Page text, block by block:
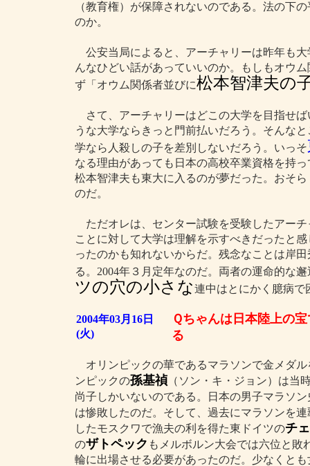
（教育権）が保障されないのである。法の下
のか。
公安当局によると、アーチャリーは昨年も
んなひどい話があっていいのか。もしもオウ
ず「オウム関係者並びに松本智津夫の
さて、アーチャリーはどこの大学を目指せ
うな大学ならきっと門前払いだろう。そんな
学なら人殺しの子を差別しないだろう。いっそ
なる理由があっても日本の高校卒業資格を持
松本智津夫も東大に入るのが夢だった。おそ
のだ。
ただオレは、センター試験を受験したアー
ことに対して大学は理解を示すべきだったと
ったのかも知れないからだ。残念なことは岸
る。2004年３月定年なのだ。両者の運命的な
ツの穴の小さな連中はとにかく臆病で
2004年03月16日
(火)
Ｑちゃんは日本陸上の
る
オリンピックの華であるマラソンで金メダ
ンピックの孫基禎（ソン・キ・ジョン）は当
尚子しかいないのである。日本の男子マラソ
は惨敗したのだ。そして、過去にマラソンを
したモスクワで漁夫の利を得た東ドイツのチ
のザトペック もメルボルン大会では六位と敗
輪に出場させる必要があったのだ。少なくと